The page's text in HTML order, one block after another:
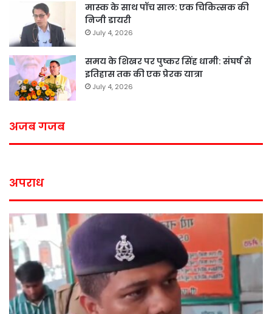
मास्क के साथ पॉच साल: एक चिकित्सक की
निजी डायरी
July 4, 2026
समय के शिखर पर पुष्कर सिंह धामी: संघर्ष से
इतिहास तक की एक प्रेरक यात्रा
July 4, 2026
अजब गजब
अपराध